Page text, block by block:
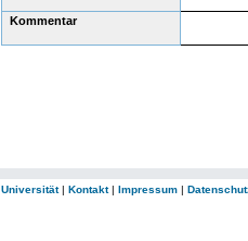
Kommentar
Universität| Kontakt| Impressum |